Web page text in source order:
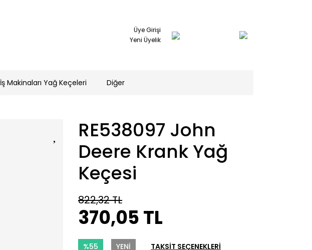
Üye Girişi
Yeni Üyelik
İş Makinaları Yağ Keçeleri Diğer
RE538097 John
Deere Krank Yağ
Keçesi
822,32 TL
370,05 TL
%55 YENİ TAKSİT SEÇENEKLERİ